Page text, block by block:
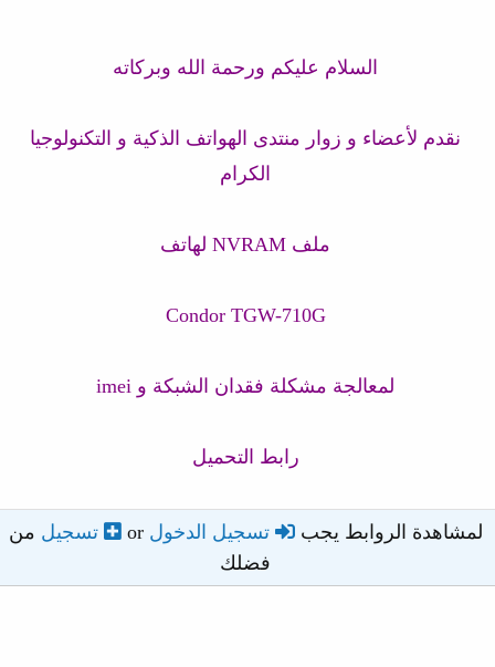
السلام عليكم ورحمة الله وبركاته
نقدم لأعضاء و زوار منتدى الهواتف الذكية و التكنولوجيا
الكرام
ملف NVRAM لهاتف
Condor TGW-710G
لمعالجة مشكلة فقدان الشبكة و imei
رابط التحميل
لمشاهدة الروابط يجب تسجيل الدخول or تسجيل من
فضلك